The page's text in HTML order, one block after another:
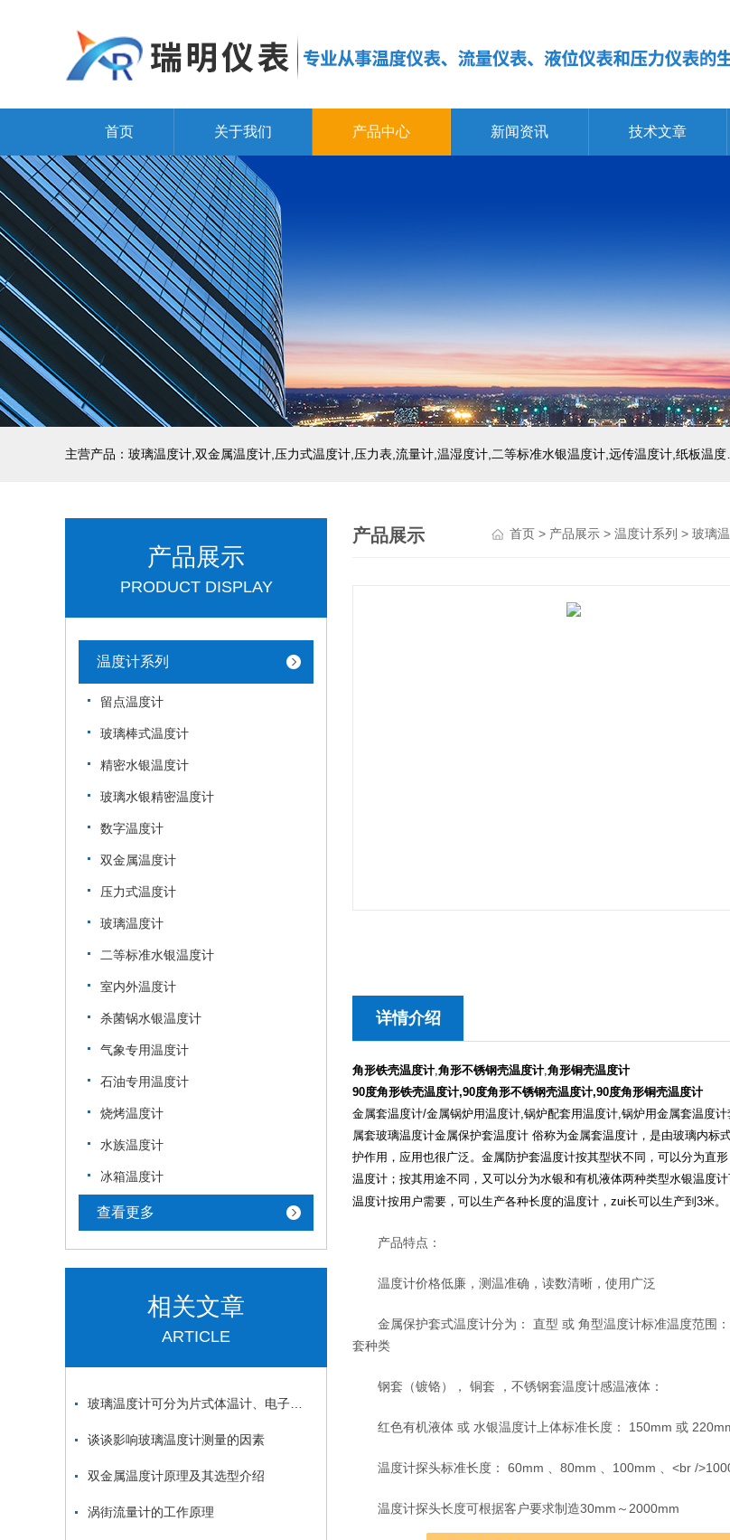
首页 关于我们 产品中心 新闻资讯 技术文章
产品展示
PRODUCT DISPLAY
温度计系列
留点温度计
玻璃棒式温度计
精密水银温度计
玻璃水银精密温度计
数字温度计
双金属温度计
压力式温度计
玻璃温度计
二等标准水银温度计
室内外温度计
杀菌锅水银温度计
气象专用温度计
石油专用温度计
烧烤温度计
水族温度计
冰箱温度计
查看更多
相关文章
ARTICLE
谈谈影响玻璃温度计测量的因素
双金属温度计原理及其选型介绍
涡街流量计的工作原理
产品展示 首页 > 产品展示 > 温度计系列 > 玻璃
详情介绍
角形铁壳温度计,角形不锈钢壳温度计,角形铜壳温度计
90度角形铁壳温度计,90度角形不锈钢壳温度计,90度角形铜壳温度计
金属套温度计/金属锅炉用温度计,锅炉配套用温度计,锅炉用金属套温度
属套玻璃温度计金属保护套温度计 俗称为金属套温度计，是由玻璃内
护作用，应用也很广泛。金属防护套温度计按其型状不同，可以分为直
温度计；按其用途不同，又可以分为水银和有机液体两种类型水银温
温度计按用户需要，可以生产各种长度的温度计，zui长可以生产到3米。
产品特点：
温度计价格低廉，测温准确，读数清晰，使用广泛
金属保护套式温度计分为： 直型 或 角型温度计标准温度范围
套种类
钢套（镀铬）， 铜套 ，不锈钢套温度计感温液体：
红色有机液体 或 水银温度计上体标准长度： 150mm 或
温度计探头标准长度： 60mm 、80mm 、100mm 、<br /
温度计探头长度可根据客户要求制造30mm～2000mm